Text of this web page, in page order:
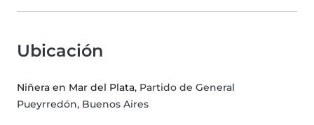
Ubicación
Niñera en Mar del Plata, Partido de General
Pueyrredón, Buenos Aires